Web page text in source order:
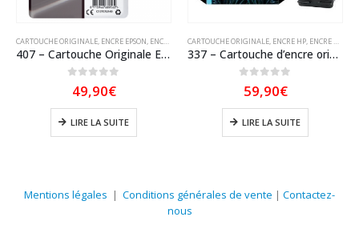
CARTOUCHE ORIGINALE, ENCRE EPSON, ENCRE EPSON ORIGINAL
407 – Cartouche Originale Epson 407 Noire (série clavier) C13T07U140
sur 5
49,90€
LIRE LA SUITE
CARTOUCHE ORIGINALE, ENCRE HP, ENCRE HP ORIGINAL
337 – Cartouche d’encre originale HP-337 C9364EE (HP337) NOIR
0sur 5
59,90€
LIRE LA SUITE
Mentions légales | Conditions générales de vente | Contactez-
nous